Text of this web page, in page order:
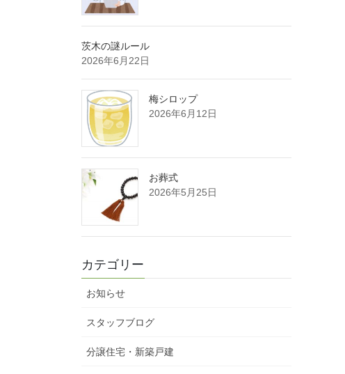
茨木の謎ルール
2026年6月22日
梅シロップ
2026年6月12日
お葬式
2026年5月25日
カテゴリー
お知らせ
スタッフブログ
分譲住宅・新築戸建